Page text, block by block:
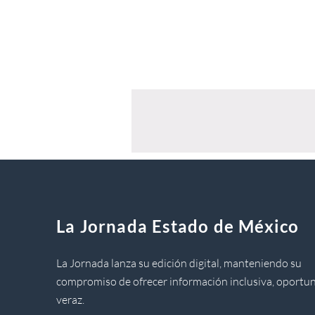
La Jornada Estado de México
La Jornada lanza su edición digital, manteniendo su
compromiso de ofrecer información inclusiva,
veraz.